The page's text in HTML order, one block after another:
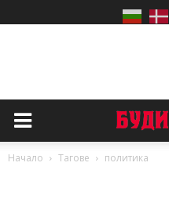
Начало Тагове политика